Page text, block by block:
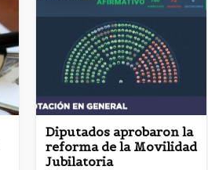
Diputados aprobaron la
reforma de la Movilidad
Jubilatoria